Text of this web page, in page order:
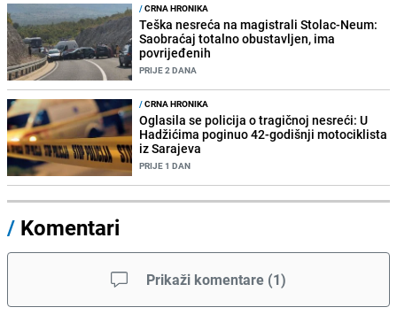
/CRNA HRONIKA
Teška nesreća na magistrali Stolac-Neum:
Saobraćaj totalno obustavljen, ima
povrijeđenih
PRIJE 2 DANA
/CRNA HRONIKA
Oglasila se policija o tragičnoj nesreći: U
Hadžićima poginuo 42-godišnji motociklista
iz Sarajeva
PRIJE 1 DAN
/ Komentari
Prikaži komentare (1)